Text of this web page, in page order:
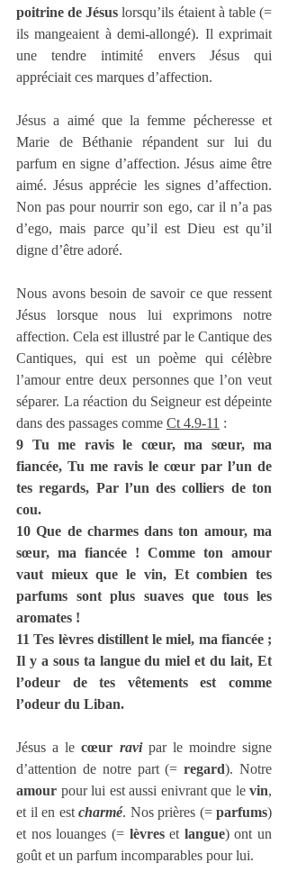
poitrine de Jésus lorsqu’ils étaient à table (=
ils mangeaient à demi-allongé). Il exprimait
une tendre intimité envers Jésus qui
appréciait ces marques d’affection.
Jésus a aimé que la femme pécheresse et
Marie de Béthanie répandent sur lui du
parfum en signe d’affection. Jésus aime être
aimé. Jésus apprécie les signes d’affection.
Non pas pour nourrir son ego, car il n’a pas
d’ego, mais parce qu’il est Dieu est qu’il
digne d’être adoré.
Nous avons besoin de savoir ce que ressent
Jésus lorsque nous lui exprimons notre
affection. Cela est illustré par le Cantique des
Cantiques, qui est un poème qui célèbre
l’amour entre deux personnes que l’on veut
séparer. La réaction du Seigneur est dépeinte
dans des passages comme Ct 4.9-11 :
9 Tu me ravis le cœur, ma sœur, ma
fiancée, Tu me ravis le cœur par l’un de
tes regards, Par l’un des colliers de ton
cou.
10 Que de charmes dans ton amour, ma
sœur, ma fiancée ! Comme ton amour
vaut mieux que le vin, Et combien tes
parfums sont plus suaves que tous les
aromates !
11 Tes lèvres distillent le miel, ma fiancée ;
Il y a sous ta langue du miel et du lait, Et
l’odeur de tes vêtements est comme
l’odeur du Liban.
Jésus a le cœur ravi par le moindre signe
d’attention de notre part (= regard
amour pour lui est aussi enivrant que le vin,
et il en est charmé. Nos prières (= parfums)
et nos louanges (= lèvres et langue) ont un
goût et un parfum incomparables pour lui.